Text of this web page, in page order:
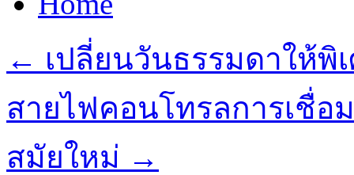
← เปลี่ยนวันธรรมดาให้พิ
สายไฟคอนโทรลการเชื่อ
สมัยใหม่ →